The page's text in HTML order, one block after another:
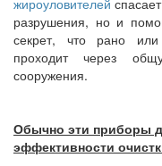
разрушения, но и
секрет, что рано
проходит через
сооружения.
Обычно эти приборы
эффективности